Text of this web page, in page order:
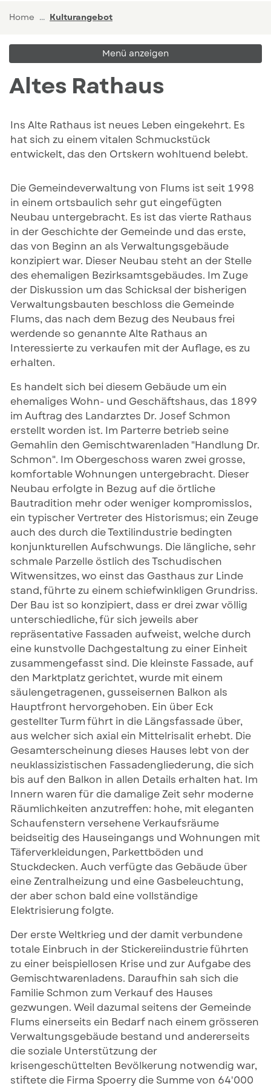
Home Kulturangebot(ausgewählt)
Menü anzeigen
Altes Rathaus
Ins Alte Rathaus ist neues Leben eingekehrt. Es
hat sich zu einem vitalen Schmuckstück
entwickelt, das den Ortskern wohltuend belebt.
Die Gemeindeverwaltung von Flums ist seit 1998
in einem ortsbaulich sehr gut eingefügten
Neubau untergebracht. Es ist das vierte Rathaus
in der Geschichte der Gemeinde und das erste,
das von Beginn an als Verwaltungsgebäude
konzipiert war. Dieser Neubau steht an der Stelle
des ehemaligen Bezirksamtsgebäudes. Im Zuge
der Diskussion um das Schicksal der bisherigen
Verwaltungsbauten beschloss die Gemeinde
Flums, das nach dem Bezug des Neubaus frei
werdende so genannte Alte Rathaus an
Interessierte zu verkaufen mit der Auflage, es zu
erhalten.
Es handelt sich bei diesem Gebäude um ein
ehemaliges Wohn- und Geschäftshaus, das 1899
im Auftrag des Landarztes Dr. Josef Schmon
erstellt worden ist. Im Parterre betrieb seine
Gemahlin den Gemischtwarenladen "Handlung Dr.
Schmon". Im Obergeschoss waren zwei grosse,
komfortable Wohnungen untergebracht. Dieser
Neubau erfolgte in Bezug auf die örtliche
Bautradition mehr oder weniger kompromisslos,
ein typischer Vertreter des Historismus; ein Zeuge
auch des durch die Textilindustrie bedingten
konjunkturellen Aufschwungs. Die längliche, sehr
schmale Parzelle östlich des Tschudischen
Witwensitzes, wo einst das Gasthaus zur Linde
stand, führte zu einem schiefwinkligen Grundriss.
Der Bau ist so konzipiert, dass er drei zwar völlig
unterschiedliche, für sich jeweils aber
repräsentative Fassaden aufweist, welche durch
eine kunstvolle Dachgestaltung zu einer Einheit
zusammengefasst sind. Die kleinste Fassade, auf
den Marktplatz gerichtet, wurde mit einem
säulengetragenen, gusseisernen Balkon als
Hauptfront hervorgehoben. Ein über Eck
gestellter Turm führt in die Längsfassade über,
aus welcher sich axial ein Mittelrisalit erhebt. Die
Gesamterscheinung dieses Hauses lebt von der
neuklassizistischen Fassadengliederung, die sich
bis auf den Balkon in allen Details erhalten hat. Im
Innern waren für die damalige Zeit sehr moderne
Räumlichkeiten anzutreffen: hohe, mit eleganten
Schaufenstern versehene Verkaufsräume
beidseitig des Hauseingangs und Wohnungen mit
Täferverkleidungen, Parkettböden und
Stuckdecken. Auch verfügte das Gebäude über
eine Zentralheizung und eine Gasbeleuchtung,
der aber schon bald eine vollständige
Elektrisierung folgte.
Der erste Weltkrieg und der damit verbundene
totale Einbruch in der Stickereiindustrie führten
zu einer beispiellosen Krise und zur Aufgabe des
Gemischtwarenladens. Daraufhin sah sich die
Familie Schmon zum Verkauf des Hauses
gezwungen. Weil dazumal seitens der Gemeinde
Flums einerseits ein Bedarf nach einem grösseren
Verwaltungsgebäude bestand und andererseits
die soziale Unterstützung der
krisengeschüttelten Bevölkerung notwendig war,
stiftete die Firma Spoerry die Summe von 64'000